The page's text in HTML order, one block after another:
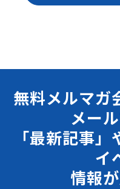
無料メルマガ
メー
「最新記事
イ
情報